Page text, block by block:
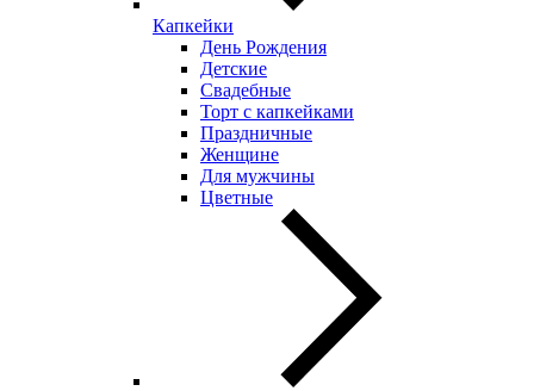
Капкейки
День Рождения
Детские
Свадебные
Торт с капкейками
Праздничные
Женщине
Для мужчины
Цветные